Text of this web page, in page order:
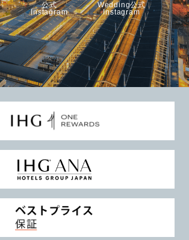
公式
Instagram
Wedding公式
Instagram